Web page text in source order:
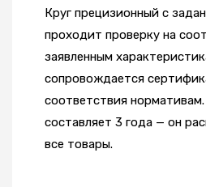
Круг прецизионный с
проходит проверку на
заявленным
сопровождается
соответствия
составляет 3 года — он
все товары.